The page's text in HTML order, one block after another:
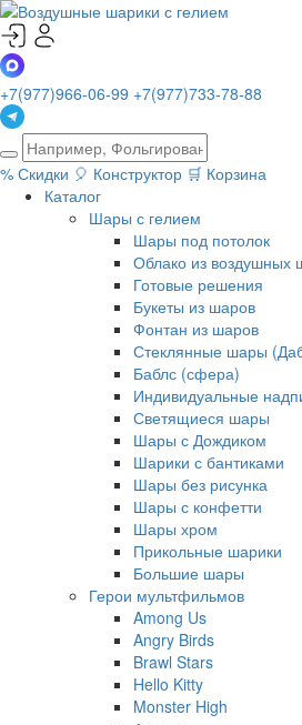
+7(977)966-06-99 +7(977)733-78-88
% Скидки 🎈 Конструктор 🛒 Корзина
Каталог
Шары с гелием
Шары под потолок
Облако из воздушных
Готовые решения
Букеты из шаров
Фонтан из шаров
Стеклянные шары
Баблс (сфера)
Индивидуальные
Светящиеся шары
Шары с Дождиком
Шарики с бантиками
Шары без рисунка
Шары с конфетти
Шары хром
Прикольные шарики
Большие шары
Герои мультфильмов
Among Us
Angry Birds
Brawl Stars
Hello Kitty
Monster High